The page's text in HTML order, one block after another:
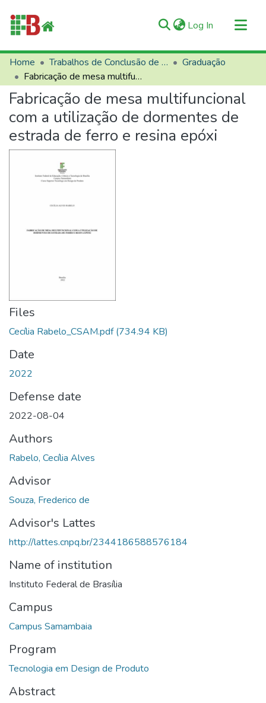
Log In (current)
Communities & Collections
All of RIIFB
Manuals and Terms
Statistics
About RIIFB
Contacts
Home Trabalhos de Conclusão de Curso (TCCs)
Graduação
Fabricação de mesa multifuncional com a utilização de dormentes de estrada de ferro e resina epóxi
Fabricação de mesa multifuncional
com a utilização de dormentes de
estrada de ferro e resina epóxi
Files
Cecília Rabelo_CSAM.pdf(734.94 KB)
Date
2022
Defense date
2022-08-04
Authors
Rabelo, Cecília Alves
Advisor
Souza, Frederico de
Advisor's Lattes
http://lattes.cnpq.br/2344186588576184
Name of institution
Instituto Federal de Brasília
Campus
Campus Samambaia
Program
Tecnologia em Design de Produto
Abstract